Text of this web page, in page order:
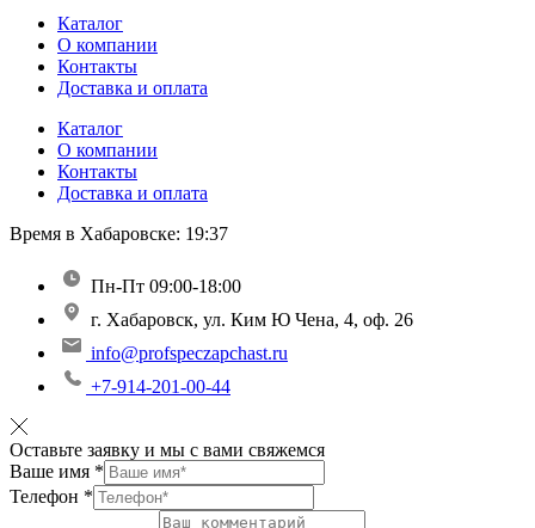
Каталог
О компании
Контакты
Доставка и оплата
Каталог
О компании
Контакты
Доставка и оплата
Время в Хабаровске: 19:37
Пн-Пт 09:00-18:00
г. Хабаровск, ул. Ким Ю Чена, 4, оф. 26
info@profspeczapchast.ru
+7-914-201-00-44
Оставьте заявку и мы с вами свяжемся
Ваше имя *
Телефон *